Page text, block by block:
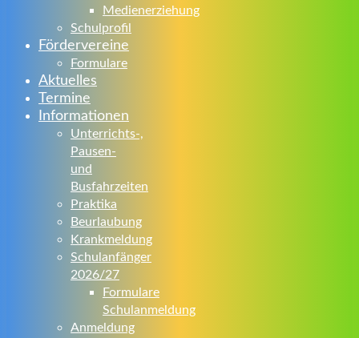
Medienerziehung
Schulprofil
Fördervereine
Formulare
Aktuelles
Termine
Informationen
Unterrichts-,
Pausen-
und
Busfahrzeiten
Praktika
Beurlaubung
Krankmeldung
Schulanfänger
2026/27
Formulare
Schulanmeldung
Anmeldung